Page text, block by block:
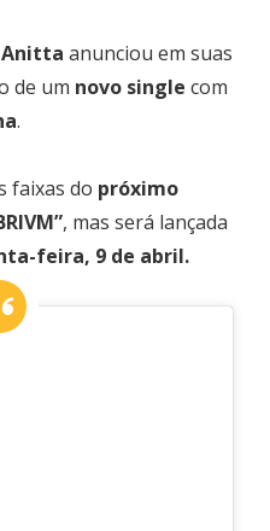
Anitta anunciou em suas
de um novo single com
.
faixas do próximo
, mas será lançada
feira, 9 de abril.